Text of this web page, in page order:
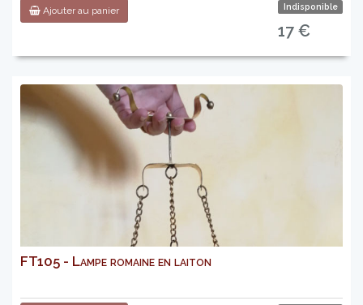
Ajouter au panier Indisponible
17 €
FT105 - Lampe romaine en laiton